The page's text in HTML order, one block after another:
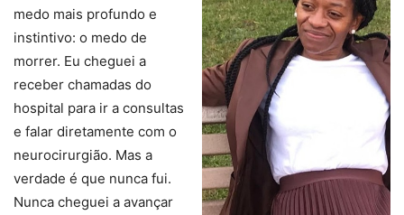
medo mais profundo e
instintivo: o medo de
morrer. Eu cheguei a
receber chamadas do
hospital para ir a consultas
e falar diretamente com o
neurocirurgião. Mas a
verdade é que nunca fui.
Nunca cheguei a avançar